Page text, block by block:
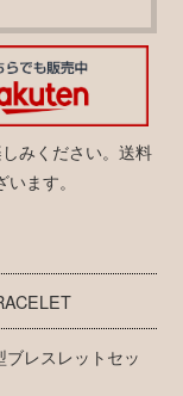
みください。送料
ます。
レスレットセッ